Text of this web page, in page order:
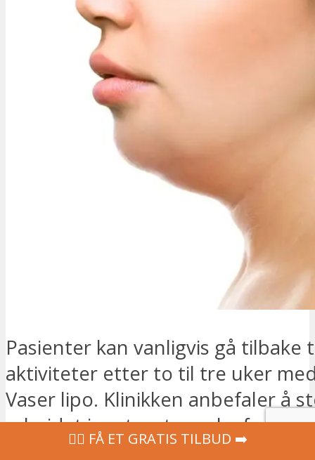
Pasienter kan vanligvis gå tilbake
aktiviteter etter to til tre uker
Vaser lipo. Klinikken anbefaler å
arbeidet i omtrent en uke for å la
blåmerker avta.
‍👩‍⚕ FÅ ET GRATIS TILBUD ➡️